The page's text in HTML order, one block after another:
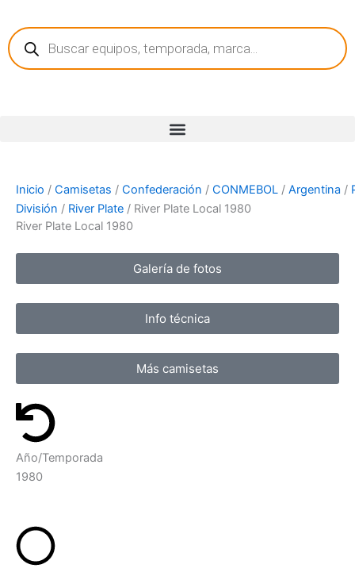
contenido
Búsqueda
de
productos
Inicio / Camisetas / Confederación / CONMEBOL / Argentina /
División / River Plate / River Plate Local 1980
River Plate Local 1980
Galería de fotos
Info técnica
Más camisetas
Año/Temporada
1980